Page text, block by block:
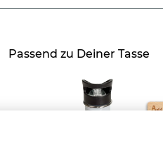
Passend zu Deiner Tasse